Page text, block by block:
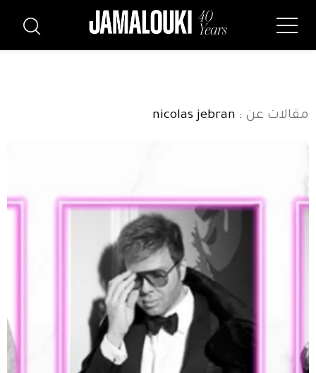
مقالات عن : nicolas jebran